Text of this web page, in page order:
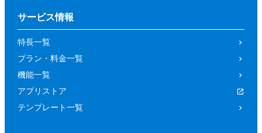
サービス情報
特長一覧
プラン・料金一覧
機能一覧
アプリストア
テンプレート一覧